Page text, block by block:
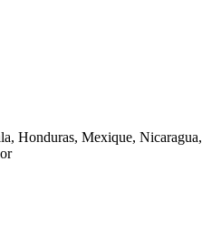
Honduras, Mexique, Nicaragua,